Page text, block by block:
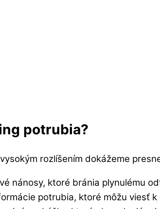
potrubia?
rozlíšením dokážeme
nánosy, ktoré bránia plynulému
potrubia, ktoré môžu viesť k